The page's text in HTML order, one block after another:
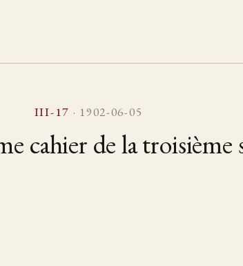
III-17 · 1902-06-05
cahier de la troisième